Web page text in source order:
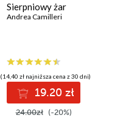
Sierpniowy żar
Andrea Camilleri
(14,40 zł najniższa cena z 30 dni)
19.20 zł
24.00zł (-20%)